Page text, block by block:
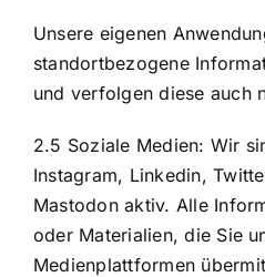
Unsere eigenen
standortbezogene
und verfolgen diese auch
2.5 Soziale Medien: Wir
Instagram, Linkedin,
Mastodon aktiv. Alle
oder Materialien, die Sie
Medienplattformen